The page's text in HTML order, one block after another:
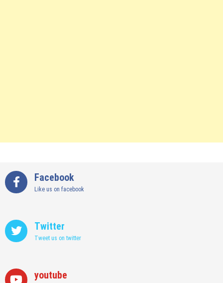
Facebook
Like us on facebook
Twitter
Tweet us on twitter
youtube